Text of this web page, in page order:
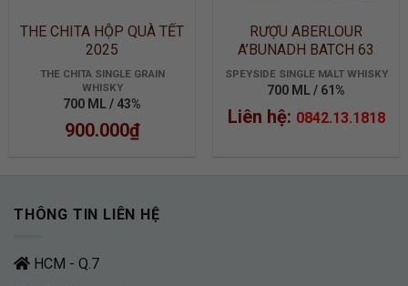
THE CHITA HỘP QUÀ TẾT
2025
THE CHITA SINGLE GRAIN
WHISKY
700 ML / 43%
900.000₫
RƯỢU ABERLOUR
A’BUNADH BATCH 63
SPEYSIDE SINGLE MALT WHISKY
700 ML / 61%
Liên hệ: 0842.13.1818
THÔNG TIN LIÊN HỆ
HCM - Q.7